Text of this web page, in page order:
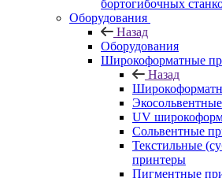
бортогибочных
Оборудования
Назад
Оборудования
Широкоформатные
Назад
UV
Сольвентные
Текстильные
принтеры
Пигментные